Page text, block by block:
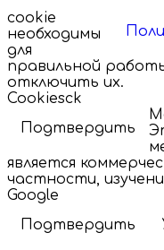
cookie
необходимы
для
правильной
отключить их.
Cookiesck
Подтвердить
является
частности,
Google
Подтвердить